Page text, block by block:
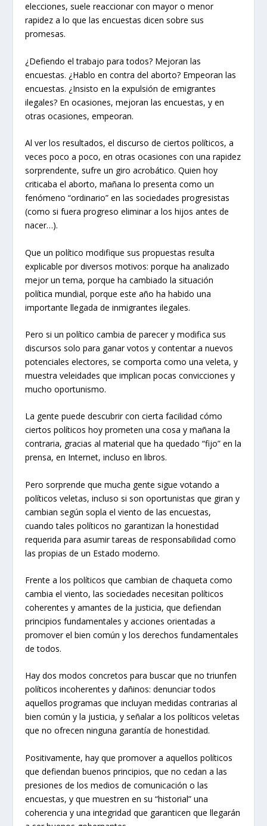
elecciones, suele reaccionar con mayor o menor
rapidez a lo que las encuestas dicen sobre sus
promesas.
¿Defiendo el trabajo para todos? Mejoran las
encuestas. ¿Hablo en contra del aborto? Empeoran las
encuestas. ¿Insisto en la expulsión de emigrantes
ilegales? En ocasiones, mejoran las encuestas, y en
otras ocasiones, empeoran.
Al ver los resultados, el discurso de ciertos políticos, a
veces poco a poco, en otras ocasiones con una rapidez
sorprendente, sufre un giro acrobático. Quien hoy
criticaba el aborto, mañana lo presenta como un
fenómeno “ordinario” en las sociedades progresistas
(como si fuera progreso eliminar a los hijos antes de
nacer…).
Que un político modifique sus propuestas resulta
explicable por diversos motivos: porque ha analizado
mejor un tema, porque ha cambiado la situación
política mundial, porque este año ha habido una
importante llegada de inmigrantes ilegales.
Pero si un político cambia de parecer y modifica sus
discursos solo para ganar votos y contentar a nuevos
potenciales electores, se comporta como una veleta, y
muestra veleidades que implican pocas convicciones y
mucho oportunismo.
La gente puede descubrir con cierta facilidad cómo
ciertos políticos hoy prometen una cosa y mañana la
contraria, gracias al material que ha quedado “fijo” en la
prensa, en Internet, incluso en libros.
Pero sorprende que mucha gente sigue votando a
políticos veletas, incluso si son oportunistas que giran y
cambian según sopla el viento de las encuestas,
cuando tales políticos no garantizan la honestidad
requerida para asumir tareas de responsabilidad como
las propias de un Estado moderno.
Frente a los políticos que cambian de chaqueta como
cambia el viento, las sociedades necesitan políticos
coherentes y amantes de la justicia, que defiendan
principios fundamentales y acciones orientadas a
promover el bien común y los derechos fundamentales
de todos.
Hay dos modos concretos para buscar que no triunfen
políticos incoherentes y dañinos: denunciar todos
aquellos programas que incluyan medidas contrarias al
bien común y la justicia, y señalar a los políticos veletas
que no ofrecen ninguna garantía de honestidad.
Positivamente, hay que promover a aquellos políticos
que defiendan buenos principios, que no cedan a las
presiones de los medios de comunicación o las
encuestas, y que muestren en su “historial” una
coherencia y una integridad que garanticen que llegarán